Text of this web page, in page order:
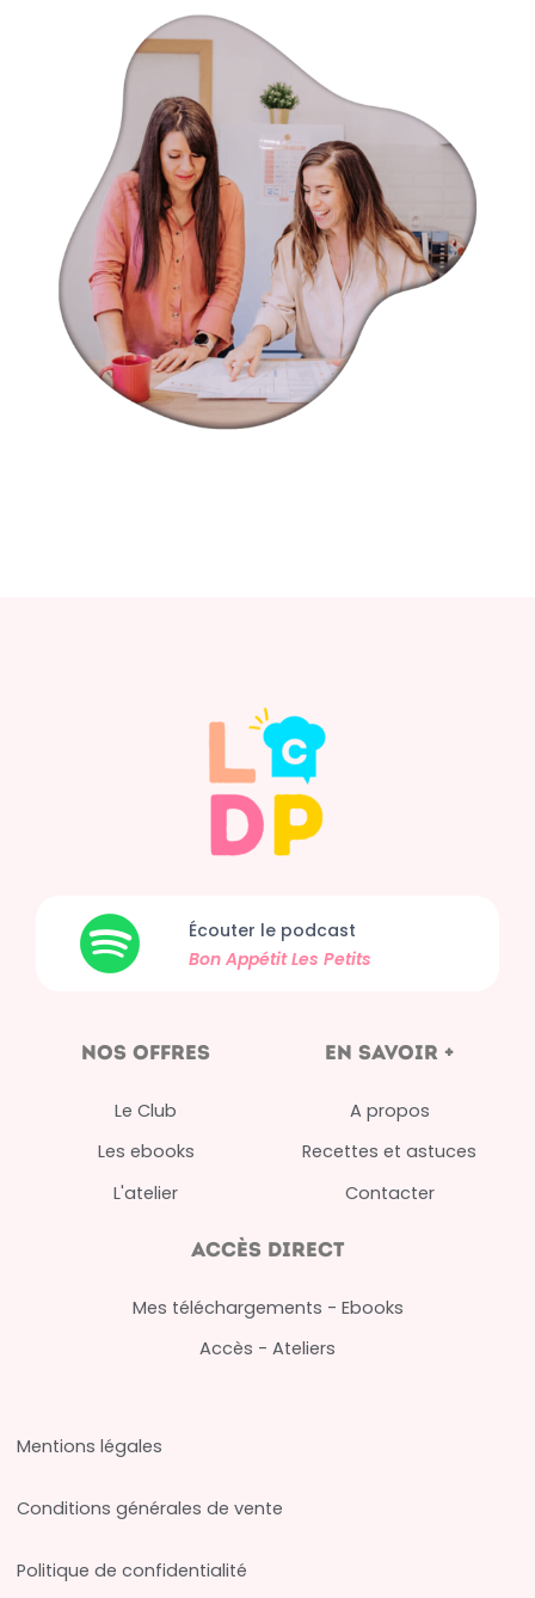
Écouter le podcast
Bon AppétitLes Petits
nos offres
Le Club
Les ebooks
L'atelier
en savoir +
A propos
Recettes et astuces
Contacter
Accès direct
Mes téléchargements - Ebooks
Accès - Ateliers
Mentions légales
Conditions générales de vente
Politique de confidentialité